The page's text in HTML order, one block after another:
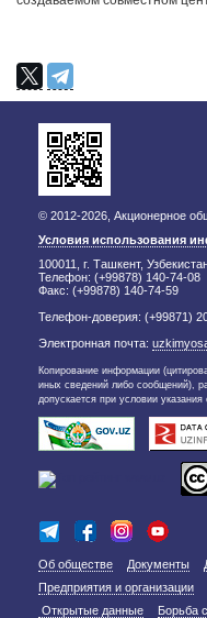
© 2012-2026, Акционерное
Условия использования
100011, г. Ташкент,
Телефон: (+99878) 140-74-08
Факс: (+99878) 140-74-59
Телефон-доверия: (+99871)
Электронная почта:
Копирование информации
иных сведений либо сообщений),
допускается при условии
Об обществе Документы
Предприятия и организации
Открытые данные
Борьба